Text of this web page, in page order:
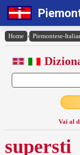
Home › Piemontese-
Vai al
supersti